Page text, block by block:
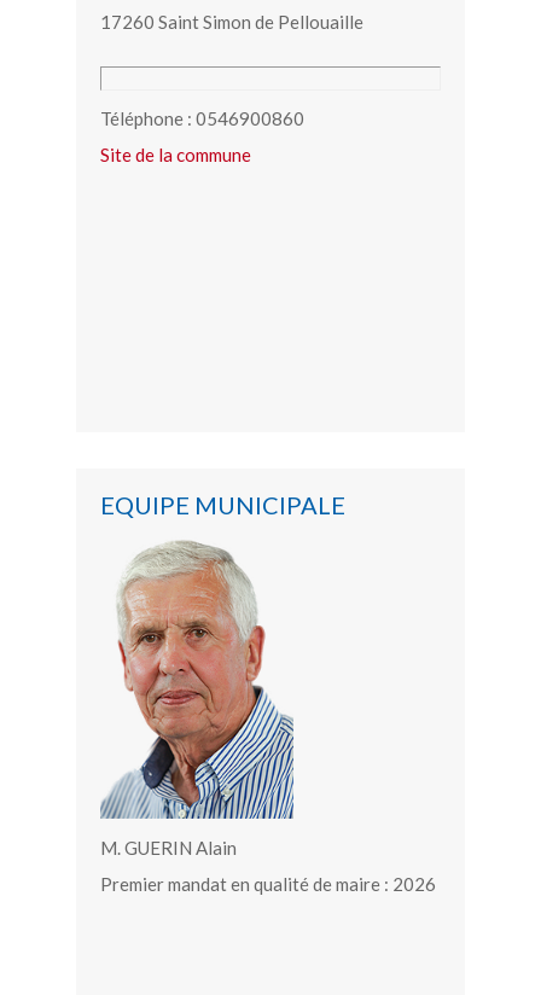
17260 Saint Simon de Pellouaille
Téléphone : 0546900860
Site de la commune
EQUIPE MUNICIPALE
M. GUERIN Alain
Premier mandat en qualité de maire : 2026